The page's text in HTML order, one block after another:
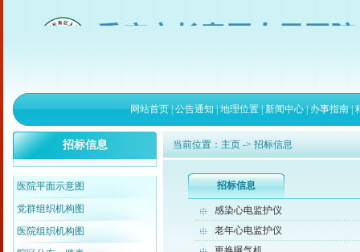
网站首页|公告通知|地理位置|新闻中心|办事指南|
招标信息
医院平面示意图
党群组织机构图
医院组织机构图
当前位置： 主页 -> 招标信息
招标信息
感染心电监护仪
老年心电监护仪